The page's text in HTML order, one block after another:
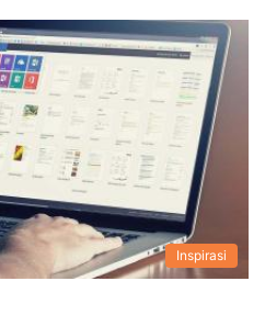
Inspirasi